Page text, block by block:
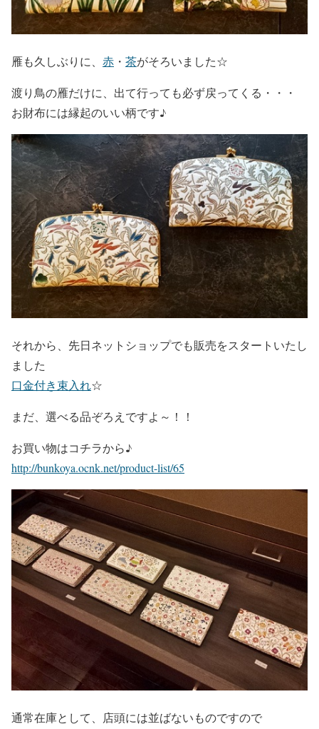
雁も久しぶりに、 赤 ・ 茶がそろいました☆
渡り鳥の雁だけに、出て行っても必ず戻ってくる・・・
お財布には縁起のいい柄です♪
それから、先日ネットショップでも販売をスタートいたし
ました
口金付き束入れ☆
まだ、選べる品ぞろえですよ～！！
お買い物はコチラから♪
http://bunkoya.ocnk.net/product-list/65
通常在庫として、店頭には並ばないものですので